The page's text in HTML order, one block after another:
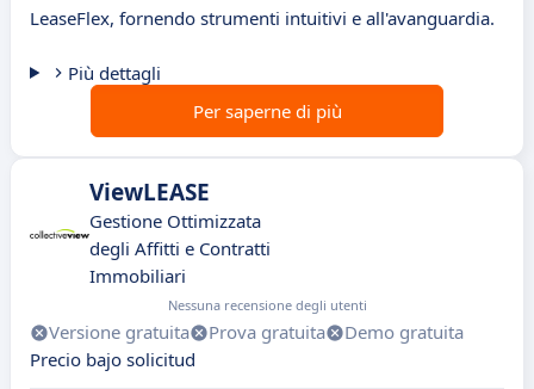
LeaseFlex, fornendo strumenti intuitivi e all'avanguardia.
Più dettagli
Per saperne di più
ViewLEASE
Gestione Ottimizzata
degli Affitti e Contratti
Immobiliari
Nessuna recensione degli utenti
Versione gratuita Prova gratuita
Demo gratuita
Precio bajo solicitud